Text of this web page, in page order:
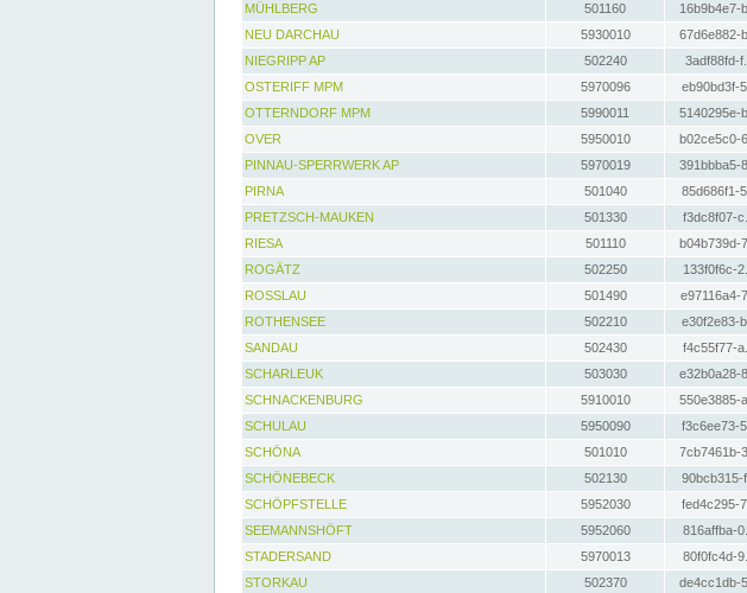
MÜHLBERG
501160 16b9b4e7-
NEU DARCHAU
5930010 67d6e882-
NIEGRIPP AP
502240 3adf88fd-
OSTERIFF MPM
5970096 eb90bd3f-
OTTERNDORF MPM
5990011 5140295e-
OVER
5950010 b02ce5c0-
PINNAU-SPERRWERK AP
5970019 391bbba5-
PIRNA
501040 85d686f1-
PRETZSCH-MAUKEN
501330 f3dc8f07-
RIESA
501110 b04b739d-
ROGÄTZ
502250 133f0f6c-
ROSSLAU
501490 e97116a4-
ROTHENSEE
502210 e30f2e83-
SANDAU
502430 f4c55f77-
SCHARLEUK
503030 e32b0a28-
SCHNACKENBURG
5910010 550e3885-
SCHULAU
5950090 f3c6ee73-
SCHÖNA
501010 7cb7461b-
SCHÖNEBECK
502130 90bcb315-
SCHÖPFSTELLE
5952030 fed4c295-
SEEMANNSHÖFT
5952060 816affba-
STADERSAND
5970013 80f0fc4d-
STORKAU
502370 de4cc1db-